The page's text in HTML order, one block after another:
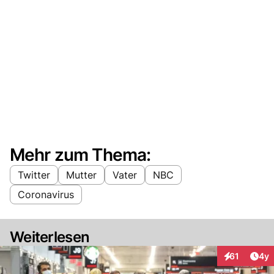
Mehr zum Thema:
Twitter Mutter Vater
NBC
Coronavirus
Weiterlesen
61 4y